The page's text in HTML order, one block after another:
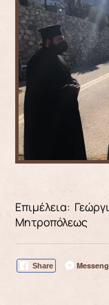
Επιμέλεια:
Μητροπόλεως
Share